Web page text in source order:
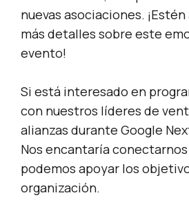
nuevas asociaciones.
más detalles sobre este
evento!
Si está interesado en
con nuestros líderes de
alianzas durante Google
Nos encantaría
podemos apoyar los
organización.